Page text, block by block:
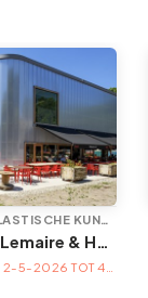
TENTOONSTELLING/PLASTISCHE KUNST
Ancrages | Danièle Lemaire & Hélène Locoge au Trinkhall museum